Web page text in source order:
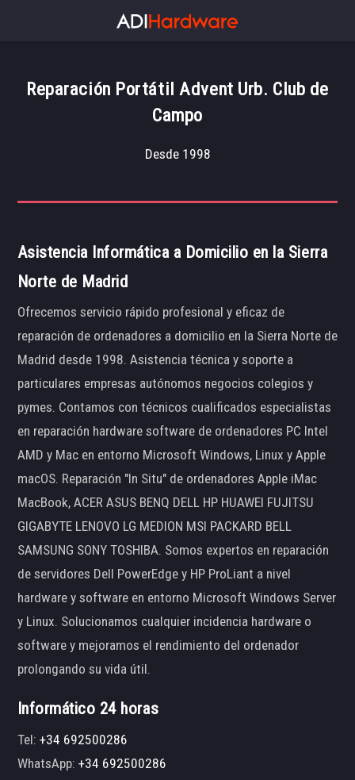
Reparación Portátil Advent Urb. Club de
Campo
Desde 1998
Asistencia Informática a Domicilio en la Sierra
Norte de Madrid
Ofrecemos servicio rápido profesional y eficaz de
reparación de ordenadores a domicilio en la Sierra Norte de
Madrid desde 1998. Asistencia técnica y soporte a
particulares empresas autónomos negocios colegios y
pymes. Contamos con técnicos cualificados especialistas
en reparación hardware software de ordenadores PC Intel
AMD y Mac en entorno Microsoft Windows, Linux y Apple
macOS. Reparación "In Situ" de ordenadores Apple iMac
MacBook, ACER ASUS BENQ DELL HP HUAWEI FUJITSU
GIGABYTE LENOVO LG MEDION MSI PACKARD BELL
SAMSUNG SONY TOSHIBA. Somos expertos en reparación
de servidores Dell PowerEdge y HP ProLiant a nivel
hardware y software en entorno Microsoft Windows Server
y Linux. Solucionamos cualquier incidencia hardware o
software y mejoramos el rendimiento del ordenador
prolongando su vida útil.
Informático 24 horas
Tel:+34 692500286
WhatsApp:+34 692500286